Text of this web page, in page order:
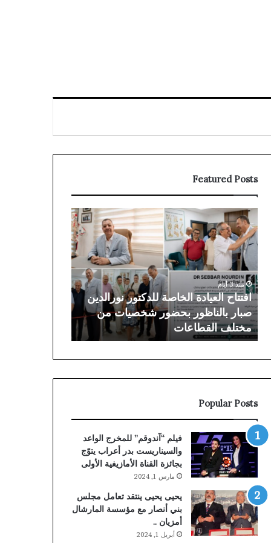
Featured Posts
افتتاح
العيادة
الخاصة
للدكتور
نورالدين
صبار
بالناظور
بحضور
شخصيات
من
مختلف
منذ 3 أيام
افتتاح العيادة الخاصة للدكتور نورالدين
صبار بالناظور بحضور شخصيات من
مختلف القطاعات
توقيف
الملقب
بـ”الناظوري”
في
بعد
سنوات
من
البلجيكية
Popular Posts
فيلم “آندوقم” للمخرج الواعد
والسيناريست بدر أعراب يتوّج
بجائزة القناة الأمازيغية الأولى
مارس 1, 2024
يحيى يحيى ينتقد تعامل مجلس
بني أنصار مع مؤسسة المارشال
أمزيان ..
أبريل 1, 2024